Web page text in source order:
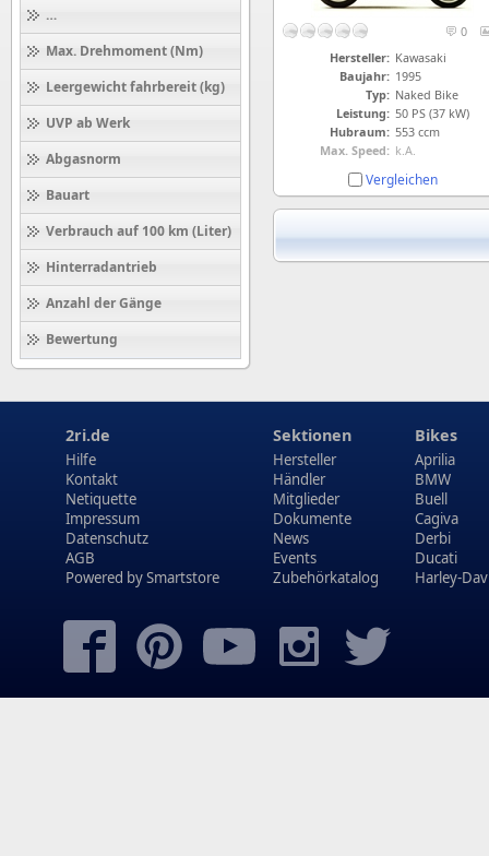
Höchstgeschwindigkeit (km/h)
Max. Drehmoment (Nm)
Leergewicht fahrbereit (kg)
UVP ab Werk
Abgasnorm
Bauart
Verbrauch auf 100 km (Liter)
Hinterradantrieb
Anzahl der Gänge
Bewertung
0
Hersteller: Kawasaki
Baujahr: 1995
Typ: Naked Bike
Leistung: 50 PS (37 kW)
Hubraum: 553 ccm
Max. Speed: k.A.
Vergleichen
2ri.de
Hilfe
Kontakt
Netiquette
Impressum
Datenschutz
AGB
Powered bySmartstore
Sektionen
Hersteller
Händler
Mitglieder
Dokumente
News
Events
Zubehörkatalog
Bikes
Aprilia
BMW
Buell
Cagiva
Derbi
Ducati
Harley-